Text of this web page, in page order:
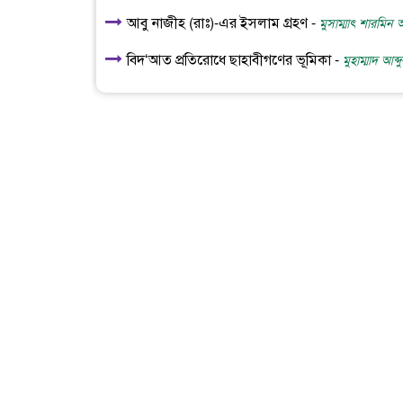
আবু নাজীহ (রাঃ)-এর ইসলাম গ্রহণ - মুসাম্মাৎ
বিদ‘আত প্রতিরোধে ছাহাবীগণের ভূমিকা - মুহাম্মাদ